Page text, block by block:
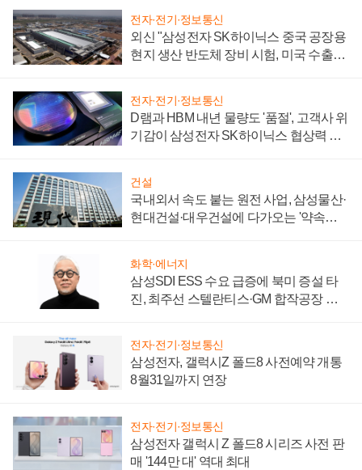
전자·전기·정보통신
외신 "삼성전자 SK하이닉스 중국 공장용
현지 생산 반도체 장비 시험, 미국 수출통
전자·전기·정보통신
D램과 HBM 내년 물량도 '품절', 고객사 위
기감이 삼성전자 SK하이닉스 협상력 더
건설
국내외서 속도 붙는 원전 사업, 삼성물산·
현대건설·대우건설에 다가오는 '약속의
화학·에너지
삼성SDI ESS 수요 급증에 북미 증설 타
진, 최주선 스텔란티스·GM 합작공장 건
전자·전기·정보통신
삼성전자, 갤럭시Z 폴드8 사전예약 개통
8월31일까지 연장
전자·전기·정보통신
삼성전자 갤럭시 Z 폴드8 시리즈 사전 판
매 '144만 대' 역대 최대